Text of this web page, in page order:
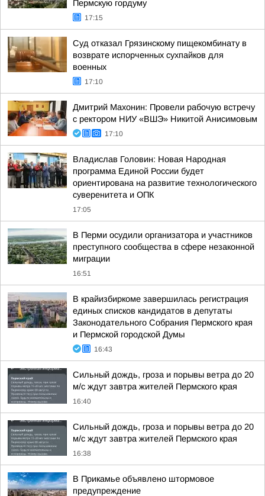
Пермскую гордуму
17:15
Суд отказал Грязинскому пищекомбинату в
возврате испорченных сухпайков для
военных
17:10
Дмитрий Махонин: Провели рабочую встречу
с ректором НИУ «ВШЭ» Никитой Анисимовым
17:10
Владислав Головин: Новая Народная
программа Единой России будет
ориентирована на развитие технологического
суверенитета и ОПК
17:05
В Перми осудили организатора и участников
преступного сообщества в сфере незаконной
миграции
16:51
В крайизбиркоме завершилась регистрация
единых списков кандидатов в депутаты
Законодательного Собрания Пермского края
и Пермской городской Думы
16:43
Сильный дождь, гроза и порывы ветра до 20
м/с ждут завтра жителей Пермского края
16:40
Сильный дождь, гроза и порывы ветра до 20
м/с ждут завтра жителей Пермского края
16:38
В Прикамье объявлено штормовое
предупреждение